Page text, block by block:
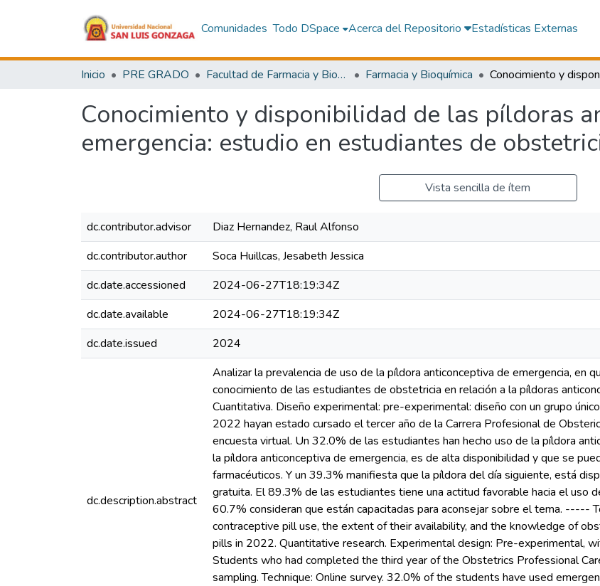
Comunidades Todo DSpace Acerca del Repositorio Estadísticas Externas
Inicio PRE GRADO Facultad de Farmacia y Bioquímica Farmacia y Bioquímica
Conocimiento y disponibilidad de las píldoras
emergencia: estudio en estudiantes de
Vista sencilla de ítem
dc.contributor.advisor
Diaz Hernandez, Raul Alfonso
dc.contributor.author
Soca Huillcas, Jesabeth Jessica
dc.date.accessioned
2024-06-27T18:19:34Z
dc.date.available
2024-06-27T18:19:34Z
dc.date.issued
2024
dc.description.abstract
Analizar la prevalencia de uso de la píldora anticonceptiva de emergencia, en
conocimiento de las estudiantes de obstetricia en relación a la píldoras
Cuantitativa. Diseño experimental: pre-experimental: diseño con un grupo
2022 hayan estado cursado el tercer año de la Carrera Profesional de
encuesta virtual. Un 32.0% de las estudiantes han hecho uso de la píldora
la píldora anticonceptiva de emergencia, es de alta disponibilidad y que se
farmacéuticos. Y un 39.3% manifiesta que la píldora del día siguiente, está
gratuita. El 89.3% de las estudiantes tiene una actitud favorable hacia el uso
60.7% consideran que están capacitadas para aconsejar sobre el tema. -----
contraceptive pill use, the extent of their availability, and the knowledge of
pills in 2022. Quantitative research. Experimental design: Pre-experimental,
Students who had completed the third year of the Obstetrics Professional
sampling. Technique: Online survey. 32.0% of the students have used